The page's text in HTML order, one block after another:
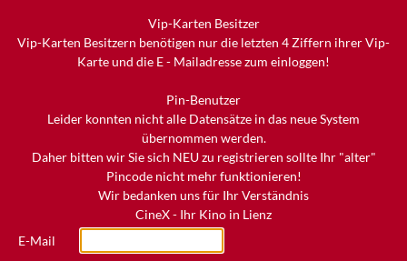
Vip-Karten Besitzer
Vip-Karten Besitzern benötigen nur die letzten 4 Ziffern ihrer Vip-
Karte und die E - Mailadresse zum einloggen!
Pin-Benutzer
Leider konnten nicht alle Datensätze in das neue System
übernommen werden.
Daher bitten wir Sie sich NEU zu registrieren sollte Ihr "alter"
Pincode nicht mehr funktionieren!
Wir bedanken uns für Ihr Verständnis
CineX - Ihr Kino in Lienz
E-Mail